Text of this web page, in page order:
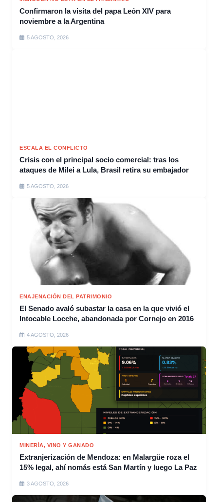
Confirmaron la visita del papa León XIV para
noviembre a la Argentina
5 AGOSTO, 2026
ESCALA EL CONFLICTO
Crisis con el principal socio comercial: tras los
ataques de Milei a Lula, Brasil retira su embajador
5 AGOSTO, 2026
ENAJENACIÓN DEL PATRIMONIO
El Senado avaló subastar la casa en la que vivió el
Intocable Locche, abandonada por Cornejo en 2016
4 AGOSTO, 2026
MINERÍA, VINO Y GANADO
Extranjerización de Mendoza: en Malargüe roza el
15% legal, ahí nomás está San Martín y luego La Paz
3 AGOSTO, 2026